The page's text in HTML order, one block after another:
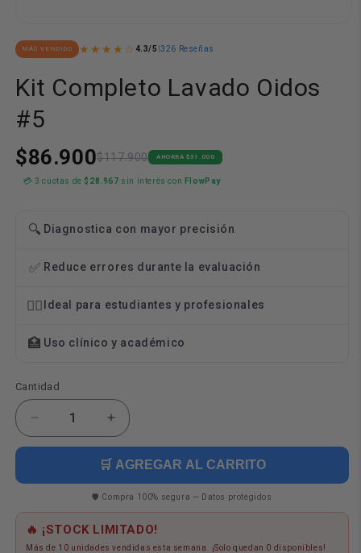
elemento
multimedia
en
una
modal
MÁS VENDIDO ★★★★☆ 4.3/5 |326 Reseñas
Kit Completo Lavado Oidos
#5
$86.900$117.900 AHORRA $31.000
💳 3 cuotas de $28.967 sin interés con FlowPay
🔍 Diagnostica con mayor precisión
✅ Reduce errores durante la evaluación
👨‍⚕️ Ideal para estudiantes y profesionales
🏥 Uso clínico y académico
Cantidad
Cantidad
Reducir
cantidad
Completo
Lavado
Oidos
#5
Aumentar
cantidad
para
Completo
Lavado
Oidos
#5
🛒 AGREGAR AL CARRITO
🛡️ Compra 100% segura — Datos protegidos
🔥 ¡STOCK LIMITADO!
Más de 10 unidades vendidas esta semana. ¡Solo quedan 0 disponibles!